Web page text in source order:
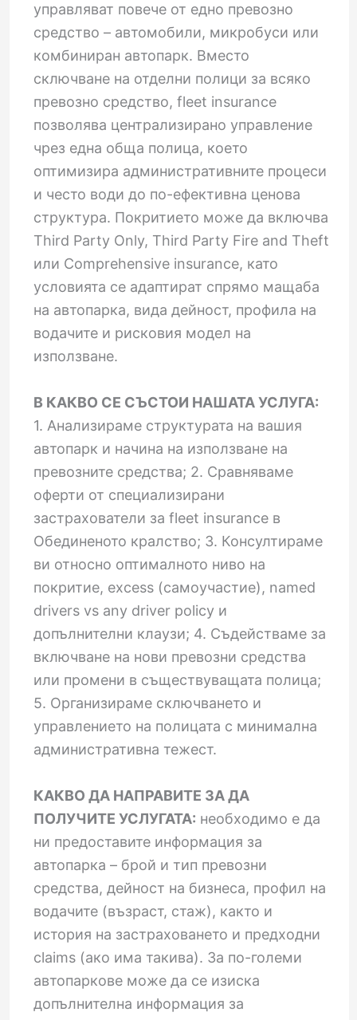
управляват повече от едно превозно
средство – автомобили, микробуси или
комбиниран автопарк. Вместо
сключване на отделни полици за всяко
превозно средство, fleet insurance
позволява централизирано управление
чрез една обща полица, което
оптимизира административните процеси
и често води до по-ефективна ценова
структура. Покритието може да включва
Third Party Only, Third Party Fire and Theft
или Comprehensive insurance, като
условията се адаптират спрямо мащаба
на автопарка, вида дейност, профила на
водачите и рисковия модел на
използване.
В КАКВО СЕ СЪСТОИ НАШАТА УСЛУГА:
1. Анализираме структурата на вашия
автопарк и начина на използване на
превозните средства; 2. Сравняваме
оферти от специализирани
застрахователи за fleet insurance в
Обединеното кралство; 3. Консултираме
ви относно оптималното ниво на
покритие, excess (самоучастие), named
drivers vs any driver policy и
допълнителни клаузи; 4. Съдействаме за
включване на нови превозни средства
или промени в съществуващата полица;
5. Организираме сключването и
управлението на полицата с минимална
административна тежест.
КАКВО ДА НАПРАВИТЕ ЗА ДА
ПОЛУЧИТЕ УСЛУГАТА: необходимо е да
ни предоставите информация за
автопарка – брой и тип превозни
средства, дейност на бизнеса, профил на
водачите (възраст, стаж), както и
история на застраховането и предходни
claims (ако има такива). За по-големи
автопаркове може да се изиска
допълнителна информация за